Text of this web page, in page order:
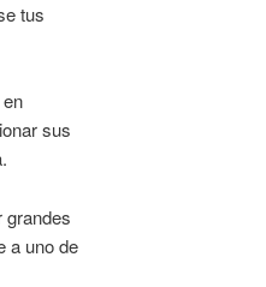
tus
sus
grandes
a uno de